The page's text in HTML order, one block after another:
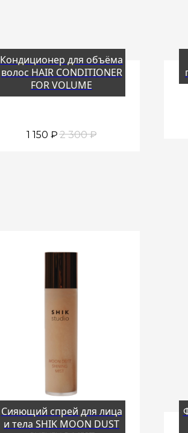
Кондиционер для объёма
волос HAIR CONDITIONER
FOR VOLUME
1 150 ₽2 300 ₽
Сияющий спрей для лица
и тела SHIK MOON DUST